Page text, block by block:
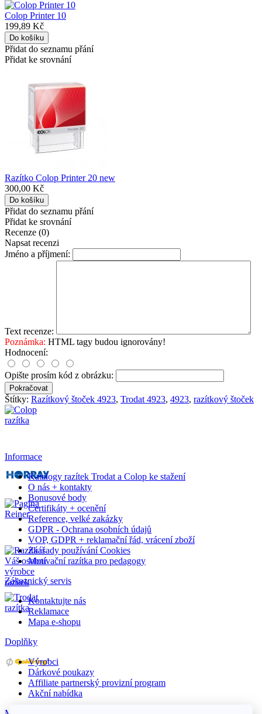
Colop Printer 10
199,89 Kč
Přidat do seznamu přání
Přidat ke srovnání
Razítko Colop Printer 20 new
300,00 Kč
Přidat do seznamu přání
Přidat ke srovnání
Recenze (0)
Napsat recenzi
Jméno a příjmení:
Text recenze:
Poznámka: HTML tagy budou ignorovány!
Hodnocení:
Opište prosím kód z obrázku:
Pokračovat
Štítky: Razítkový štoček 4923, Trodat 4923, 4923, razítkový štoček
Informace
Katalogy razítek Trodat a Colop ke stažení
O nás + kontakty
Bonusové body
Certifikáty + ocenění
Reference, velké zakázky
GDPR - Ochrana osobních údajů
VOP, GDPR + reklamační řád, vrácení zboží
Záasady používání Cookies
Motivační razítka pro pedagogy
Zákaznický servis
Kontaktujte nás
Reklamace
Mapa e-shopu
Doplňky
Výrobci
Dárkové poukazy
Affiliate partnerský provizní program
Akční nabídka